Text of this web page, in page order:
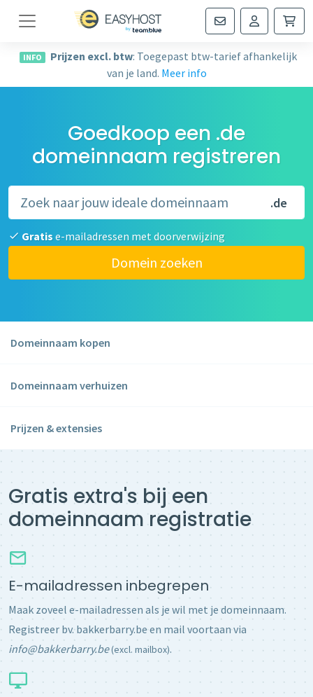
Navigatie
INFO Prijzen excl. btw: Toegepast btw-tarief afhankelijk
van je land. Meer info
Goedkoop een .de
domeinnaam registreren
.de
Gratise-mailadressen met doorverwijzing
Domein zoeken
Domeinnaam kopen
Domeinnaam verhuizen
Prijzen & extensies
Gratis extra's bij een
domeinnaam registratie
E-mailadressen inbegrepen
Maak zoveel e-mailadressen als je wil met je domeinnaam.
Registreer bv. bakkerbarry.be en mail voortaan via
info@bakkerbarry.be(excl. mailbox).